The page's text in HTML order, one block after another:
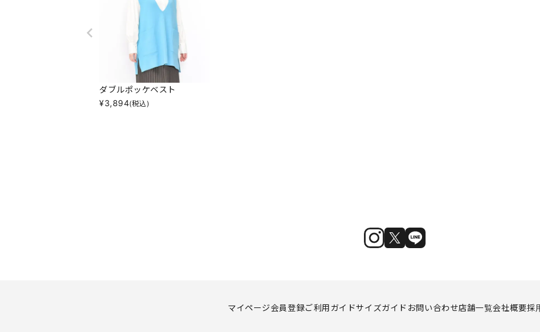
ダブルポッケベスト
¥3,894(税込)
マイページ会員登録ご利用ガイドサイズガイド お問い合わせ店舗一覧会社概要採